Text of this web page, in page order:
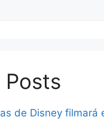
Posts
de Disney filmará